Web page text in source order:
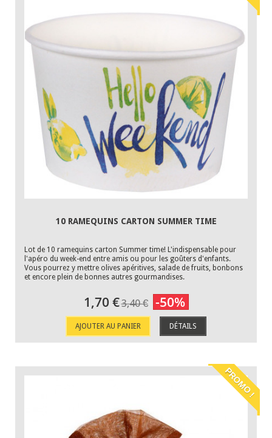
10 RAMEQUINS CARTON SUMMER TIME
Lot de 10 ramequins carton Summer time! L'indispensable pour
l'apéro du week-end entre amis ou pour les goûters d'enfants.
Vous pourrez y mettre olives apéritives, salade de fruits, bonbons
et encore plein de bonnes autres gourmandises.
1,70 €3,40 € -50%
AJOUTER AU PANIER DÉTAILS
PROMO !